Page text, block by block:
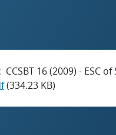
CCSBT 16 (2009) - ESC of
(334.23 KB)